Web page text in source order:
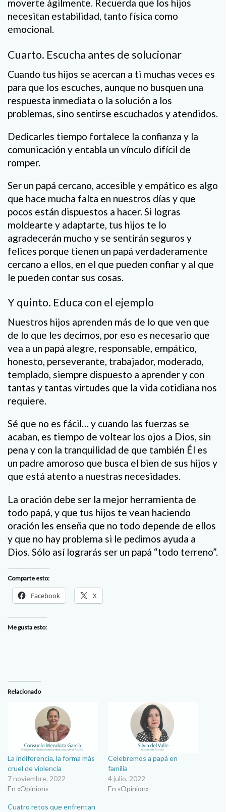
moverte ágilmente. Recuerda que los hijos
necesitan estabilidad, tanto física como
emocional.
Cuarto. Escucha antes de solucionar
Cuando tus hijos se acercan a ti muchas veces es
para que los escuches, aunque no busquen una
respuesta inmediata o la solución a los
problemas, sino sentirse escuchados y atendidos.
Dedicarles tiempo fortalece la confianza y la
comunicación y entabla un vínculo difícil de
romper.
Ser un papá cercano, accesible y empático es algo
que hace mucha falta en nuestros días y que
pocos están dispuestos a hacer. Si logras
moldearte y adaptarte, tus hijos te lo
agradecerán mucho y se sentirán seguros y
felices porque tienen un papá verdaderamente
cercano a ellos, en el que pueden confiar y al que
le pueden contar sus cosas.
Y quinto. Educa con el ejemplo
Nuestros hijos aprenden más de lo que ven que
de lo que les decimos, por eso es necesario que
vea a un papá alegre, responsable, empático,
honesto, perseverante, trabajador, moderado,
templado, siempre dispuesto a aprender y con
tantas y tantas virtudes que la vida cotidiana nos
requiere.
Sé que no es fácil… y cuando las fuerzas se
acaban, es tiempo de voltear los ojos a Dios, sin
pena y con la tranquilidad de que también Él es
un padre amoroso que busca el bien de sus hijos y
que está atento a nuestras necesidades.
La oración debe ser la mejor herramienta de
todo papá, y que tus hijos te vean haciendo
oración les enseña que no todo depende de ellos
y que no hay problema si le pedimos ayuda a
Dios. Sólo así lograrás ser un papá “todo terreno”.
Comparte esto:
Facebook X
Me gusta esto:
Relacionado
La indiferencia, la forma más
cruel de violencia
7 noviembre, 2022
En «Opinion»
Celebremos a papá en
familia
4 julio, 2022
En «Opinion»
Cuatro retos que enfrentan